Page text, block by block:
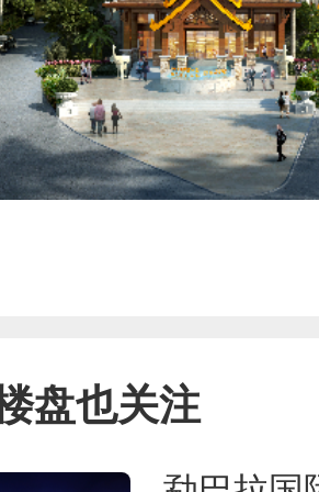
盘也关注